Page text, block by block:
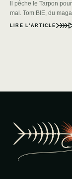
Il pêche le Tarpon
mal. Tom BIE, du
LIRE L’ARTICLE